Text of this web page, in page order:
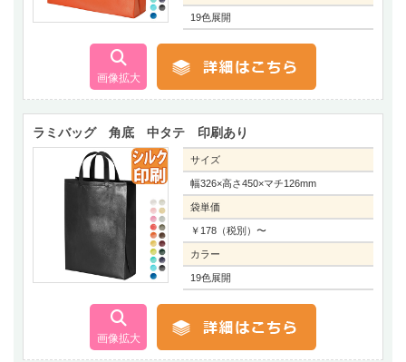
19色展開
ラミバッグ 角底 中タテ 印刷あり
サイズ
幅326×高さ450×マチ126mm
袋単価
￥178（税別）〜
カラー
19色展開